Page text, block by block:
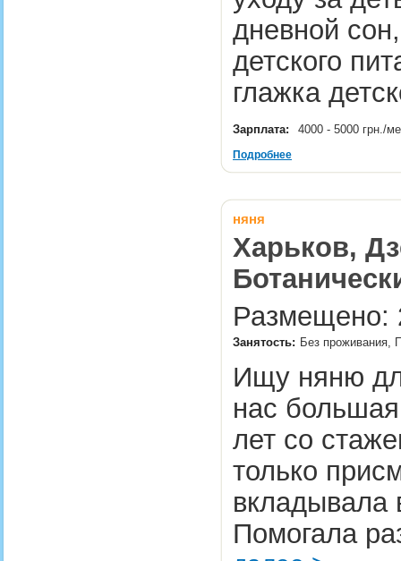
дневной
детского
глажка
Зарплата: 4000 - 5000 грн./
Подробнее
няня
Харьков,
Размещено:
Занятость: Без проживания,
Ищу няню
нас
лет со
только
вкладывала
Помогала